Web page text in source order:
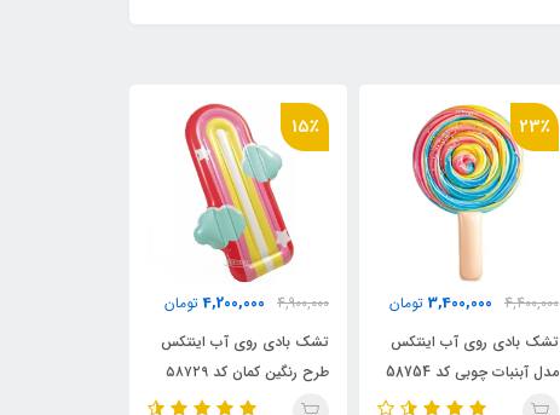
23٪
4,400,000
3,400,000 تومان
تشک بادی روی آب اینتکس
مدل آبنبات چوبی کد 58754
15٪
4,900,000
4,200,000 تومان
تشک بادی روی آب اینتکس
طرح رنگین کمان کد ۵۸۷۲۹
intex